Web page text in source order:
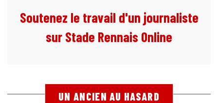
Soutenez le travail d'un journaliste
sur Stade Rennais Online
UN ANCIEN AU HASARD